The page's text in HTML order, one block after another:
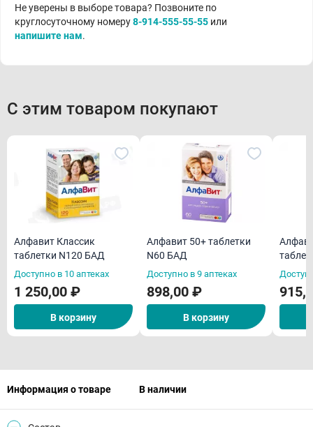
Не уверены в выборе товара? Позвоните по
круглосуточному номеру8-914-555-55-55 или
напишите нам.
С этим товаром покупают
Алфавит Классик
таблетки N120 БАД
Доступно в 10 аптеках
1 250,00 ₽
В корзину
Алфавит 50+ таблетки
N60 БАД
Доступно в 9 аптеках
898,00 ₽
В корзину
Информация о товаре В наличии